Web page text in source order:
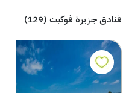
فنادق جزيرة فوكيت (129)